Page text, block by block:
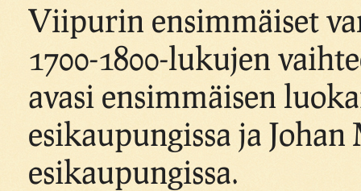
Viipurin ensimmäiset
1700-1800-lukujen
avasi ensimmäisen
esikaupungissa ja
esikaupungissa.